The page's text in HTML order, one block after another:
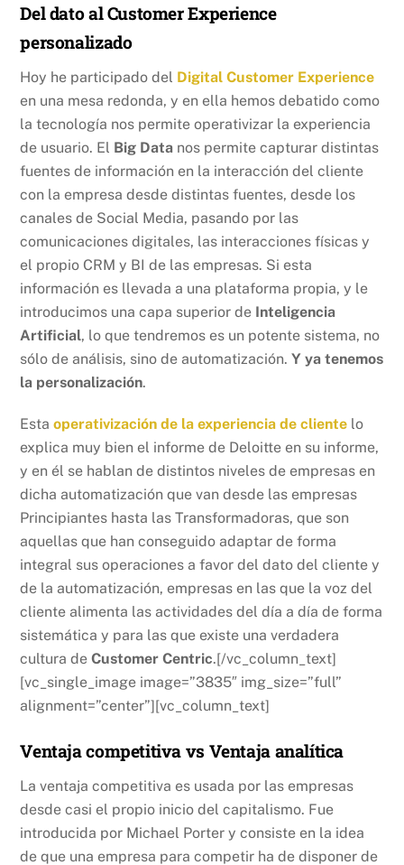
Del dato al Customer Experience
personalizado
Hoy he participado del Digital Customer Experience
en una mesa redonda, y en ella hemos debatido como
la tecnología nos permite operativizar la experiencia
de usuario. El Big Data nos permite capturar distintas
fuentes de información en la interacción del cliente
con la empresa desde distintas fuentes, desde los
canales de Social Media, pasando por las
comunicaciones digitales, las interacciones físicas y
el propio CRM y BI de las empresas. Si esta
información es llevada a una plataforma propia, y le
introducimos una capa superior de Inteligencia
Artificial, lo que tendremos es un potente sistema, no
sólo de análisis, sino de automatización.Y ya tenemos
la personalización.
Estaoperativización de la experiencia de cliente lo
explica muy bien el informe de Deloitte en su informe,
y en él se hablan de distintos niveles de empresas en
dicha automatización que van desde las empresas
Principiantes hasta las Transformadoras, que son
aquellas que han conseguido adaptar de forma
integral sus operaciones a favor del dato del cliente y
de la automatización, empresas en las que la voz del
cliente alimenta las actividades del día a día de forma
sistemática y para las que existe una verdadera
cultura deCustomer Centric.[/vc_column_text]
[vc_single_image image=”3835″ img_size=”full”
alignment=”center”][vc_column_text]
Ventaja competitiva vs Ventaja analítica
La ventaja competitiva es usada por las empresas
desde casi el propio inicio del capitalismo. Fue
introducida por Michael Porter y consiste en la idea
de que una empresa para competir ha de disponer de